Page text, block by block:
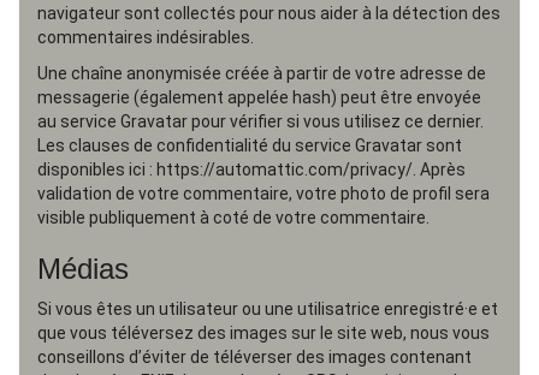
navigateur sont collectés pour nous aider à la détection des
commentaires indésirables.
Une chaîne anonymisée créée à partir de votre adresse de
messagerie (également appelée hash) peut être envoyée
au service Gravatar pour vérifier si vous utilisez ce dernier.
Les clauses de confidentialité du service Gravatar sont
disponibles ici : https://automattic.com/privacy/. Après
validation de votre commentaire, votre photo de profil sera
visible publiquement à coté de votre commentaire.
Médias
Si vous êtes un utilisateur ou une utilisatrice enregistré·e et
que vous téléversez des images sur le site web, nous vous
conseillons d’éviter de téléverser des images contenant